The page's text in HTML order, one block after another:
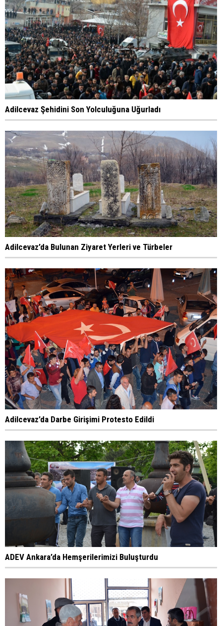
Adilcevaz Şehidini Son Yolculuğuna Uğurladı
Adilcevaz’da Bulunan Ziyaret Yerleri ve Türbeler
Adilcevaz’da Darbe Girişimi Protesto Edildi
ADEV Ankara’da Hemşerilerimizi Buluşturdu